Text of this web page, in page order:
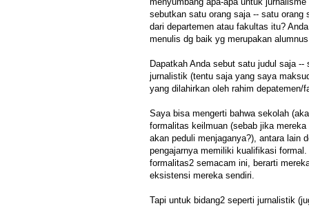
sebutkan satu orang saja -- satu orang
dari departemen atau fakultas itu?
menulis dg baik yg merupakan
Dapatkah Anda sebut satu judul saja --
jurnalistik (tentu saja yang saya
yang dilahirkan oleh rahim depatemen/
Saya bisa mengerti bahwa sekolah
formalitas keilmuan (sebab jika
akan peduli menjaganya?), antara lain
pengajarnya memiliki kualifikasi
formalitas2 semacam ini, berarti
eksistensi mereka sendiri.
Tapi untuk bidang2 seperti jurnalistik